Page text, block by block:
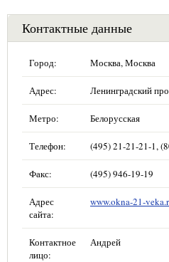
Контактные данные
Город: Москва, Москва
Адрес: Ленинградский
Метро: Белорусская
Телефон: (495) 21-21-21-1,
Факс: (495) 946-19-19
Адрес
сайта:
www.okna-21-
Контактное
лицо:
Андрей